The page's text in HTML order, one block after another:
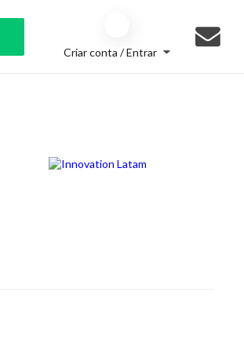
Criar conta / Entrar